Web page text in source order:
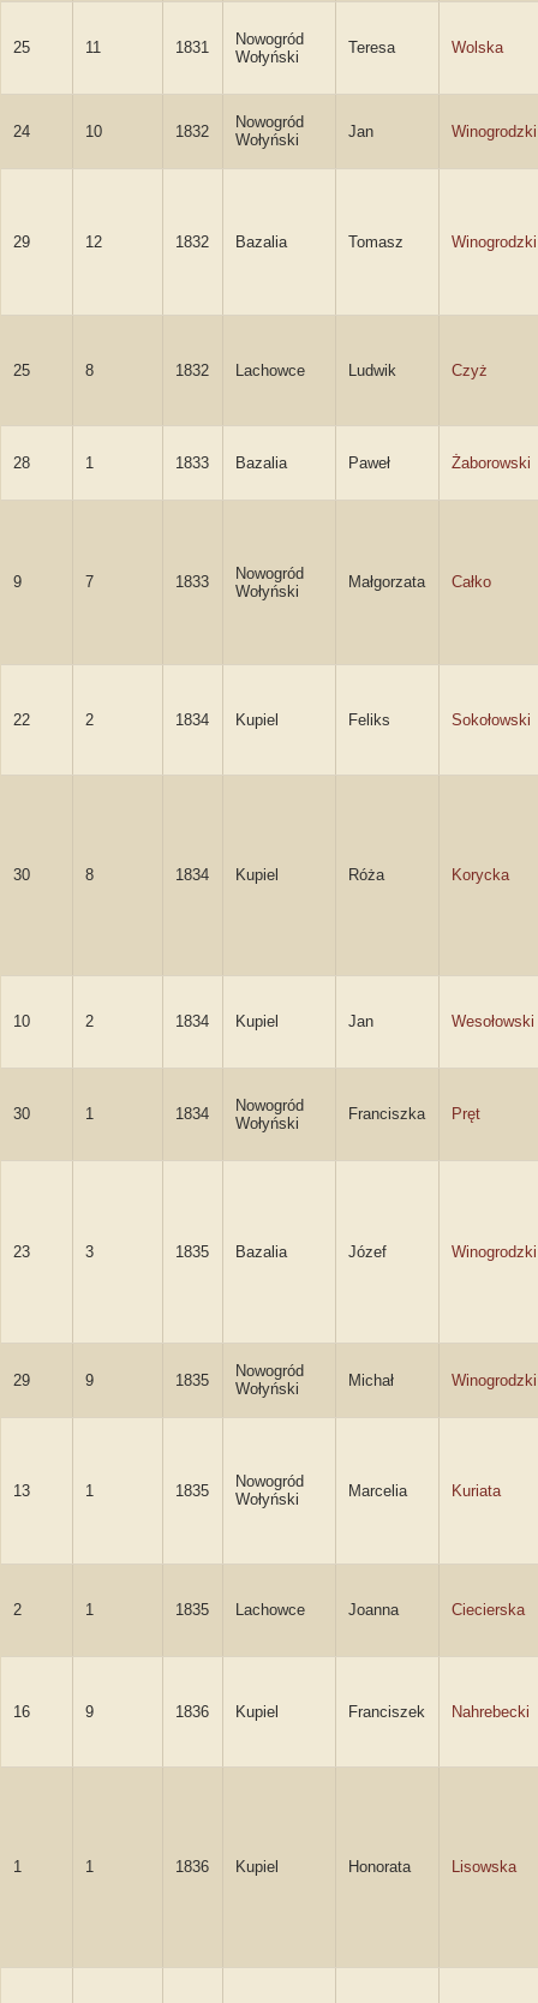
25 11 1831
Nowogród
Wołyński
Teresa Wolska
24 10 1832
Nowogród
Wołyński
Jan Winogrodzki
29 12 1832 Bazalia Tomasz Winogrodzki
25 8 1832 Lachowce Ludwik Czyż
28 1 1833 Bazalia Paweł Żaborowski
9 7 1833
Nowogród
Wołyński
Małgorzata Całko
22 2 1834 Kupiel Feliks Sokołowski
30 8 1834 Kupiel Róża Korycka
10 2 1834 Kupiel Jan Wesołowski
30 1 1834
Nowogród
Wołyński
Franciszka Pręt
23 3 1835 Bazalia Józef Winogrodzki
29 9 1835
Nowogród
Wołyński
Michał Winogrodzki
13 1 1835
Nowogród
Wołyński
Marcelia Kuriata
2 1 1835 Lachowce Joanna Ciecierska
16 9 1836 Kupiel Franciszek Nahrebecki
1 1 1836 Kupiel Honorata Lisowska